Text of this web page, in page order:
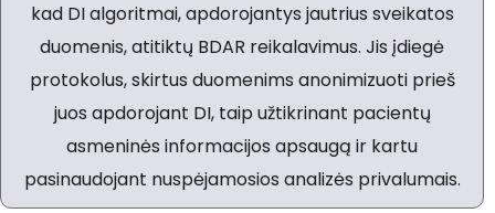
kad DI algoritmai, apdorojantys jautrius sveikatos
duomenis, atitiktų BDAR reikalavimus. Jis įdiegė
protokolus, skirtus duomenims anonimizuoti prieš
juos apdorojant DI, taip užtikrinant pacientų
asmeninės informacijos apsaugą ir kartu
pasinaudojant nuspėjamosios analizės privalumais.